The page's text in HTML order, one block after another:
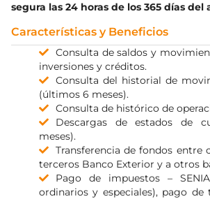
segura las 24 horas de los 365 días del
Características y Beneficios
Consulta de saldos y
inversiones y créditos.
Consulta del historial de
(últimos 6 meses).
Consulta de histórico de
Descargas de estados de
meses).
Transferencia de fondos entre
terceros Banco Exterior y a otros
Pago de impuestos –
ordinarios y especiales), pago